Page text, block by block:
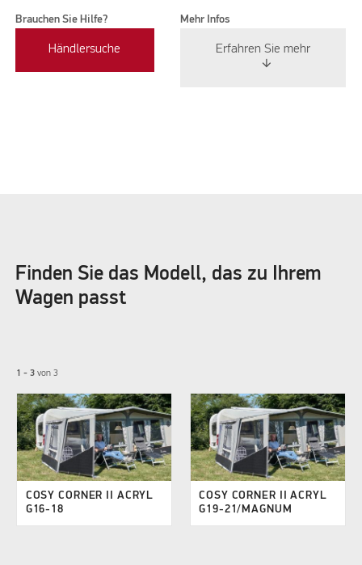
Brauchen Sie Hilfe?
Händlersuche
Mehr Infos
Erfahren Sie mehr
Finden Sie das Modell, das zu Ihrem
Wagen passt
1 - 3von 3
COSY CORNER II ACRYL
G16-18
COSY CORNER II ACRYL
G19-21/MAGNUM